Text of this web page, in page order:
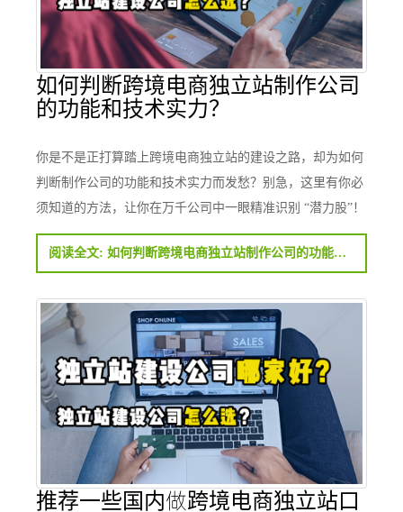
如何判断跨境电商独立站制作公司
的功能和技术实力？
你是不是正打算踏上跨境电商独立站的建设之路，却为如何
判断制作公司的功能和技术实力而发愁？别急，这里有你必
须知道的方法，让你在万千公司中一眼精准识别 “潜力股”！
阅读全文: 如何判断跨境电商独立站制作公司的功能和技术实力？
推荐一些国内做跨境电商独立站口